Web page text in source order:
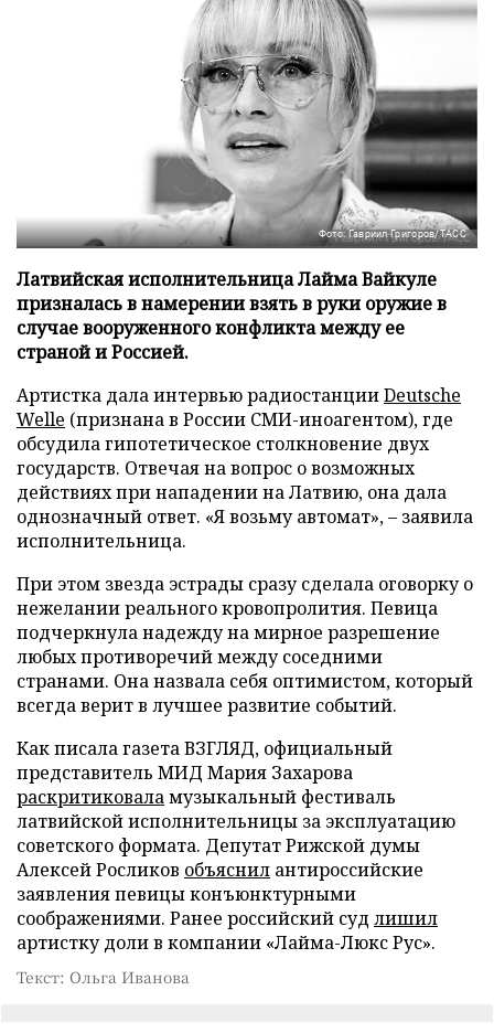
Фото: Гавриил Григоров/ТАСС
Латвийская исполнительница Лайма Вайкуле
призналась в намерении взять в руки оружие в
случае вооруженного конфликта между ее
страной и Россией.
Артистка дала интервью радиостанцииDeutsche
Welle (признана в России СМИ-иноагентом), где
обсудила гипотетическое столкновение двух
государств. Отвечая на вопрос о возможных
действиях при нападении на Латвию, она дала
однозначный ответ. «Я возьму автомат», – заявила
исполнительница.
При этом звезда эстрады сразу сделала оговорку о
нежелании реального кровопролития. Певица
подчеркнула надежду на мирное разрешение
любых противоречий между соседними
странами. Она назвала себя оптимистом, который
всегда верит в лучшее развитие событий.
Как писала газета ВЗГЛЯД, официальный
представитель МИД Мария Захарова
раскритиковаламузыкальный фестиваль
латвийской исполнительницы за эксплуатацию
советского формата. Депутат Рижской думы
Алексей Росликов объяснил антироссийские
заявления певицы конъюнктурными
соображениями. Ранее российский суд лишил
артистку доли в компании «Лайма-Люкс Рус».
Текст: Ольга Иванова